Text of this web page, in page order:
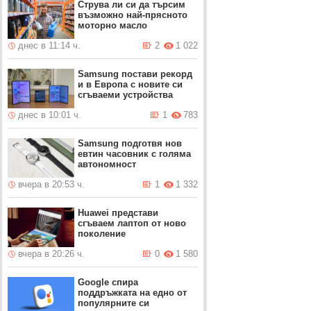
Струва ли си да търсим
възможно най-прясното
моторно масло
днес в 11:14 ч.
1 022
2
Samsung постави рекорд
и в Европа с новите си
сгъваеми устройства
днес в 10:01 ч.
783
1
Samsung подготвя нов
евтин часовник с голяма
автономност
вчера в 20:53 ч.
1 332
1
Huawei представи
сгъваем лаптоп от ново
поколение
вчера в 20:26 ч.
1 580
0
Google спира
поддръжката на едно от
популярните си